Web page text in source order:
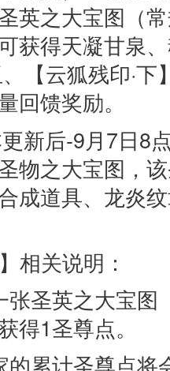
英之大宝图（
获得天凝甘泉
【云狐残印·
回馈奖励。
新后-9月7日8
物之大宝图，
成道具、龙炎
相关说明：
张圣英之大宝
得1圣尊点。
的累计圣尊点